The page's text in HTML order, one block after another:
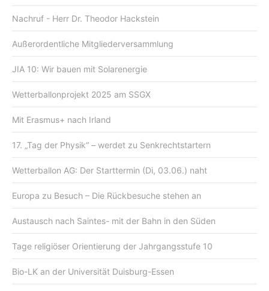
Nachruf - Herr Dr. Theodor Hackstein
Außerordentliche Mitgliederversammlung
JIA 10: Wir bauen mit Solarenergie
Wetterballonprojekt 2025 am SSGX
Mit Erasmus+ nach Irland
17. „Tag der Physik“ – werdet zu Senkrechtstartern
Wetterballon AG: Der Starttermin (Di, 03.06.) naht
Europa zu Besuch – Die Rückbesuche stehen an
Austausch nach Saintes- mit der Bahn in den Süden
Tage religiöser Orientierung der Jahrgangsstufe 10
Bio-LK an der Universität Duisburg-Essen